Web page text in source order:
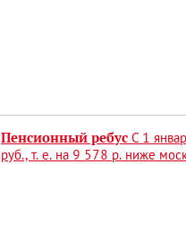
Пенсионный ребус С 1
руб., т. е. на 9 578 р. ниже